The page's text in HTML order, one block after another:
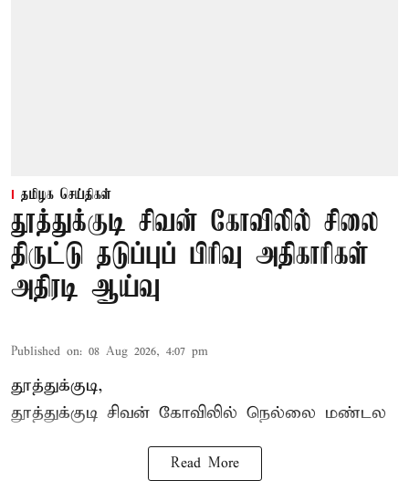
தமிழக செய்திகள்
தூத்துக்குடி சிவன் கோவிலில் சிலை
திருட்டு தடுப்புப் பிரிவு அதிகாரிகள்
அதிரடி ஆய்வு
Published on: 08 Aug 2026, 4:07 pm
தூத்துக்குடி,
தூத்துக்குடி சிவன் கோவிலில் நெல்லை மண்டல
Read More